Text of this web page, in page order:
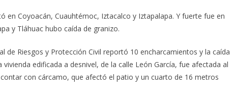
en Coyoacán, Cuauhtémoc, Iztacalco y Iztapalapa. Y fuerte fue en
y Tláhuac hubo caída de granizo.
de Riesgos y Protección Civil reportó 10 encharcamientos y la caída
edificada a desnivel, de la calle León García, fue afectada al
con cárcamo, que afectó el patio y un cuarto de 16 metros